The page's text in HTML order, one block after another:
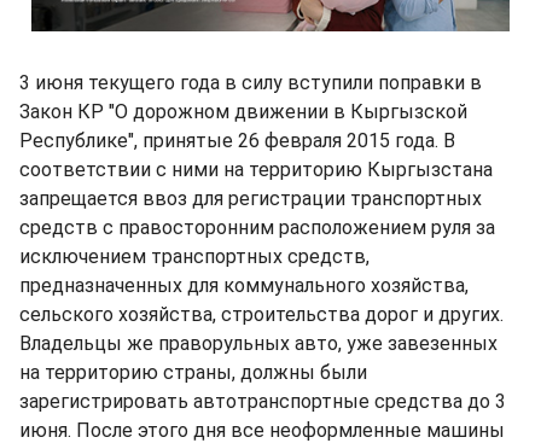
3 июня текущего года в силу вступили поправки в
Закон КР "О дорожном движении в Кыргызской
Республике", принятые 26 февраля 2015 года. В
соответствии с ними на территорию Кыргызстана
запрещается ввоз для регистрации транспортных
средств с правосторонним расположением руля за
исключением транспортных средств,
предназначенных для коммунального хозяйства,
сельского хозяйства, строительства дорог и других.
Владельцы же праворульных авто, уже завезенных
на территорию страны, должны были
зарегистрировать автотранспортные средства до 3
июня. После этого дня все неоформленные машины